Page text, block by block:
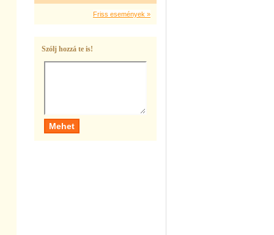
Friss események »
Szólj hozzá te is!